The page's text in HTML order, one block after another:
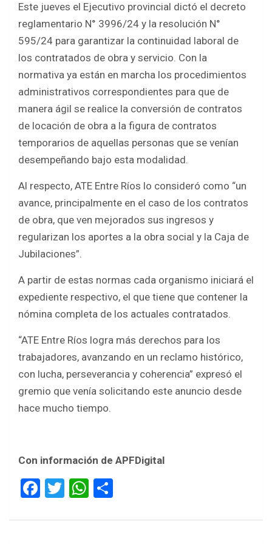
ce
b
o
o
k
tt
er
at
s
A
p
p
ar
e
Este jueves el Ejecutivo provincial dictó el decreto
reglamentario N° 3996/24 y la resolución N°
595/24 para garantizar la continuidad laboral de
los contratados de obra y servicio. Con la
normativa ya están en marcha los procedimientos
administrativos correspondientes para que de
manera ágil se realice la conversión de contratos
de locación de obra a la figura de contratos
temporarios de aquellas personas que se venían
desempeñando bajo esta modalidad.
Al respecto, ATE Entre Ríos lo consideró como “un
avance, principalmente en el caso de los contratos
de obra, que ven mejorados sus ingresos y
regularizan los aportes a la obra social y la Caja de
Jubilaciones”.
A partir de estas normas cada organismo iniciará el
expediente respectivo, el que tiene que contener la
nómina completa de los actuales contratados.
“ATE Entre Ríos logra más derechos para los
trabajadores, avanzando en un reclamo histórico,
con lucha, perseverancia y coherencia” expresó el
gremio que venía solicitando este anuncio desde
hace mucho tiempo.
Con información de APFDigital
F
ce
T
tt
W
at ar